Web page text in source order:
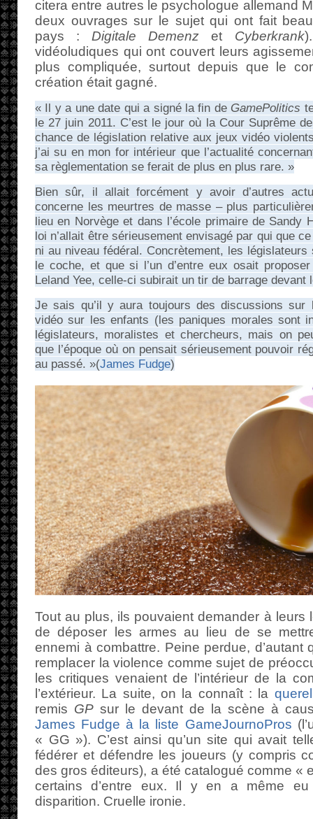
citera entre autres le psychologue allemand
deux ouvrages sur le sujet qui ont fait
pays : Digitale Demenz et Cyberkrank
vidéoludiques qui ont couvert leurs
plus compliquée, surtout depuis que le
création était gagné.
« Il y a une date qui a signé la fin de GamePolitics
le 27 juin 2011. C’est le jour où la Cour Suprême
chance de législation relative aux jeux vidéo
j’ai su en mon for intérieur que l’actualité
sa règlementation se ferait de plus en plus rare. »
Bien sûr, il allait forcément y avoir d’autres
concerne les meurtres de masse – plus
lieu en Norvège et dans l’école primaire de Sandy
loi n’allait être sérieusement envisagé par qui que
ni au niveau fédéral. Concrètement, les législateurs
le coche, et que si l’un d’entre eux osait
Leland Yee, celle-ci subirait un tir de barrage devant
Je sais qu’il y aura toujours des discussions
vidéo sur les enfants (les paniques morales sont
législateurs, moralistes et chercheurs, mais on
que l’époque où on pensait sérieusement pouvoir
au passé. »(James Fudge)
Tout au plus, ils pouvaient demander à leurs
de déposer les armes au lieu de se
ennemi à combattre. Peine perdue, d’autant
remplacer la violence comme sujet de
les critiques venaient de l’intérieur de la
l’extérieur. La suite, on la connaît : la
remis GP sur le devant de la scène à
James Fudge à la liste GameJournoPros
« GG »). C’est ainsi qu’un site qui avait
fédérer et défendre les joueurs (y compris
des gros éditeurs), a été catalogué comme «
certains d’entre eux. Il y en a même
disparition. Cruelle ironie.